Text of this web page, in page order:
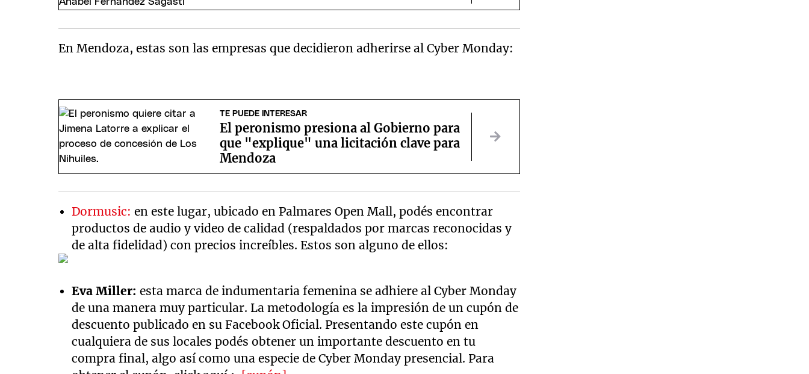
En Mendoza, estas son las empresas que decidieron adherirse al Cyber Monday:
TE PUEDE INTERESAR
El peronismo presiona al Gobierno para
que "explique" una licitación clave para
Mendoza
Dormusic: en este lugar, ubicado en Palmares Open Mall, podés encontrar
productos de audio y video de calidad (respaldados por marcas reconocidas y
de alta fidelidad) con precios increíbles. Estos son alguno de ellos:
Eva Miller: esta marca de indumentaria femenina se adhiere al Cyber Monday
de una manera muy particular. La metodología es la impresión de un cupón de
descuento publicado en su Facebook Oficial. Presentando este cupón en
cualquiera de sus locales podés obtener un importante descuento en tu
compra final, algo así como una especie de Cyber Monday presencial. Para